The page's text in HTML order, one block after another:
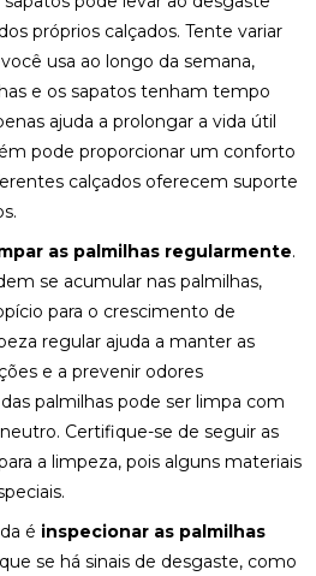
próprios calçados. Tente variar
usa ao longo da semana,
e os sapatos tenham tempo
ajuda a prolongar a vida útil
pode proporcionar um conforto
calçados oferecem suporte
as palmilhas regularmente.
se acumular nas palmilhas,
para o crescimento de
regular ajuda a manter as
e a prevenir odores
palmilhas pode ser limpa com
Certifique-se de seguir as
a limpeza, pois alguns materiais
é inspecionar as palmilhas
se há sinais de desgaste, como
A SAÚDE VISUAL
O CONFORTO
MELHORE SUA VISÃO HOJE!
AUMENTAR O CONFORTO